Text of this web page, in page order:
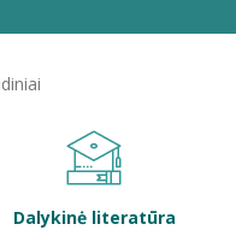
Dalykinė literatūra